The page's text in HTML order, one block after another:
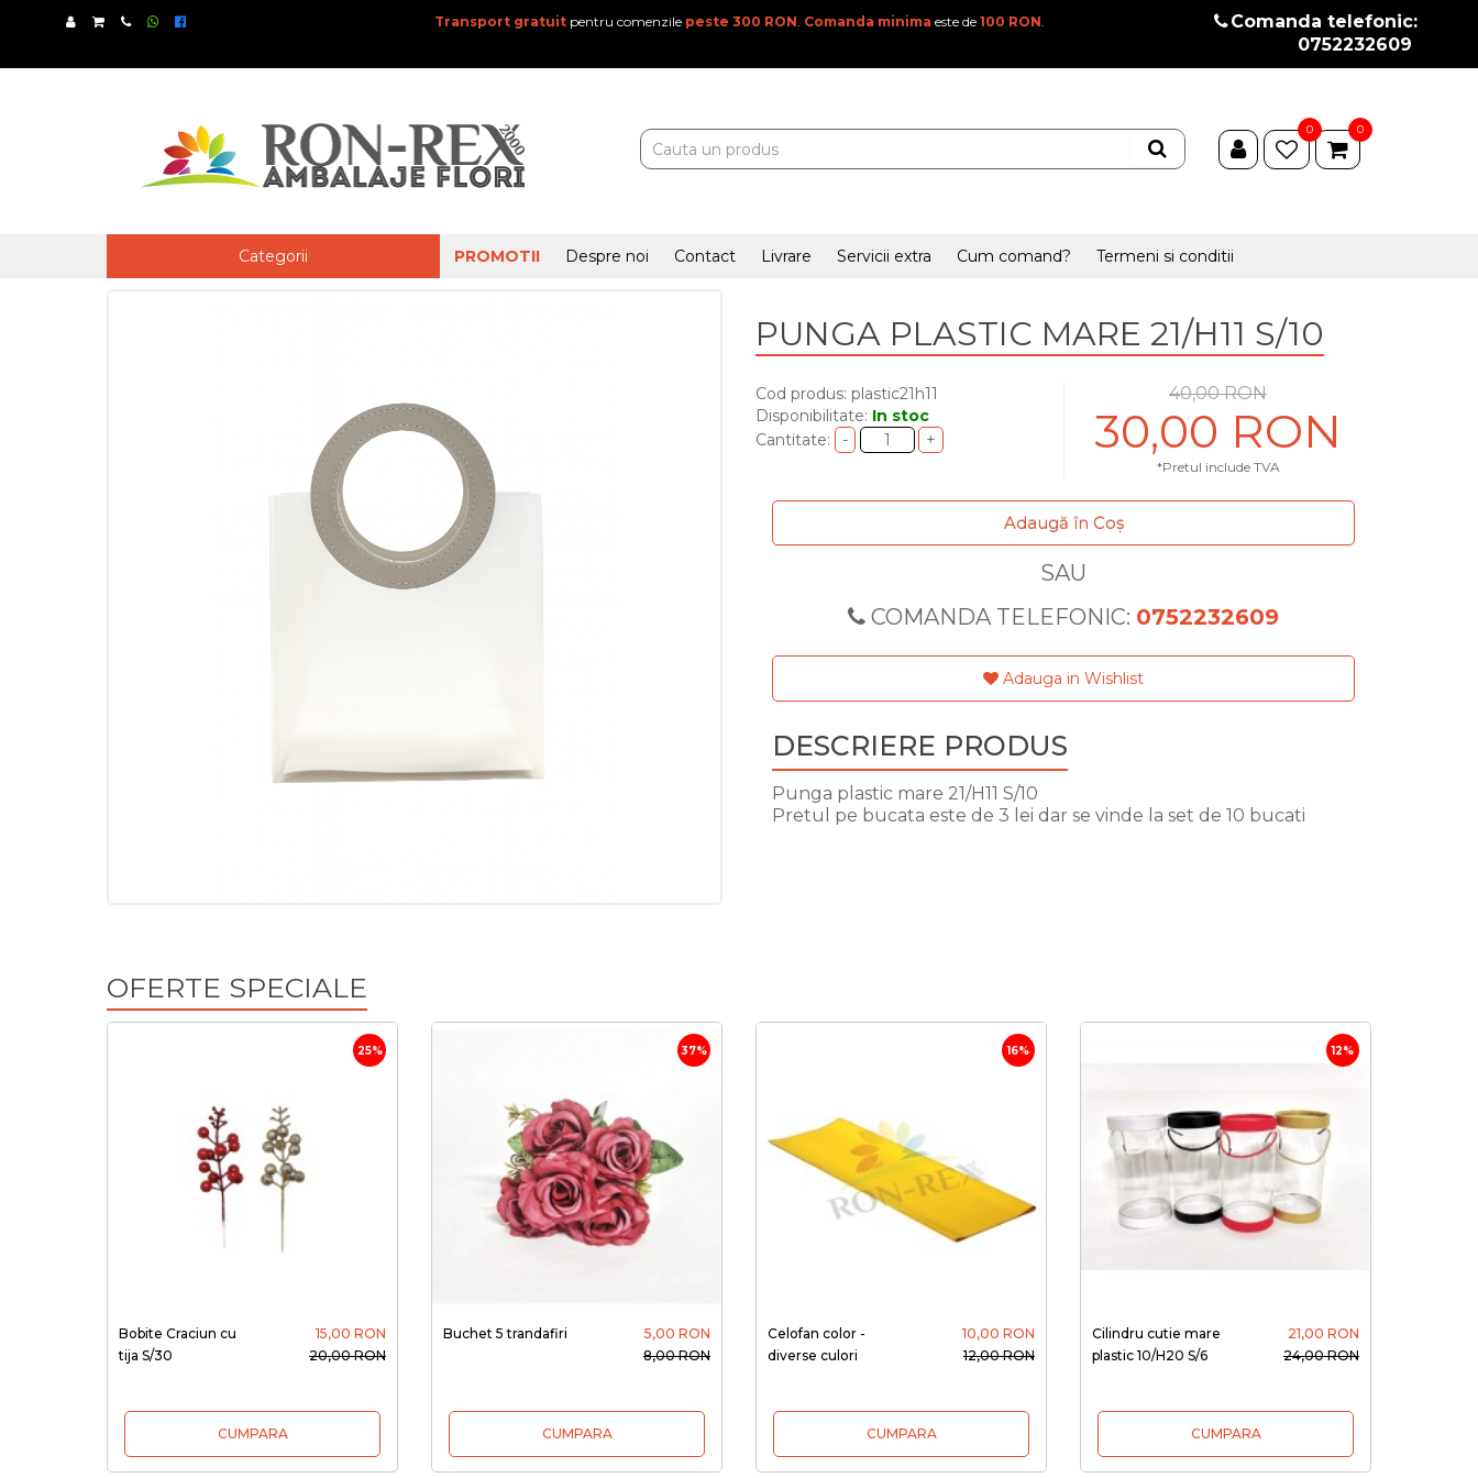
Transport gratuitpentru comenzile peste 300 RON. Comanda minima este de 100 RON.
Comanda telefonic:
0752232609
0 0
Categorii PROMOTII Despre noi Contact Livrare Servicii extra Cum comand? Termeni si conditii
PUNGA PLASTIC MARE 21/H11 S/10
Cod produs: plastic21h11
Disponibilitate: In stoc
Cantitate:
40,00 RON
30,00 RON
*Pretul include TVA
Adaugă în Coş
SAU
COMANDA TELEFONIC: 0752232609
Adauga in Wishlist
DESCRIERE PRODUS
Punga plastic mare 21/H11 S/10
Pretul pe bucata este de 3 lei dar se vinde la set de 10 bucati
OFERTE SPECIALE
25%
Bobite Craciun cu
tija S/30
15,00 RON
20,00 RON
CUMPARA
37%
Buchet 5 trandafiri
5,00 RON
8,00 RON
CUMPARA
16%
Celofan color -
diverse culori
10,00 RON
12,00 RON
CUMPARA
12%
Cilindru cutie mare
plastic 10/H20 S/6
21,00 RON
24,00 RON
CUMPARA